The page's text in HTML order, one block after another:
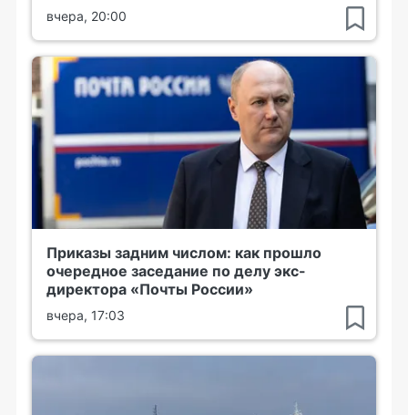
вчера, 20:00
Приказы задним числом: как прошло
очередное заседание по делу экс-
директора «Почты России»
вчера, 17:03